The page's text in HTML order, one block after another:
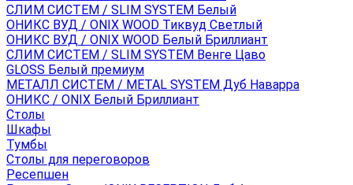
СЛИМ СИСТЕМ / SLIM SYSTEM Белый
ОНИКС ВУД / ONIX WOOD Тиквуд Светлый
ОНИКС ВУД / ONIX WOOD Белый Бриллиант
СЛИМ СИСТЕМ / SLIM SYSTEM Венге Цаво
GLOSS Белый премиум
МЕТАЛЛ СИСТЕМ / METAL SYSTEM Дуб Наварра
ОНИКС / ONIX Белый Бриллиант
Столы
Шкафы
Тумбы
Столы для переговоров
Ресепшен